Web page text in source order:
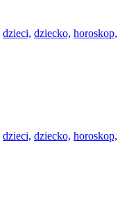
dzieci, dziecko, horoskop,
dzieci, dziecko, horoskop,